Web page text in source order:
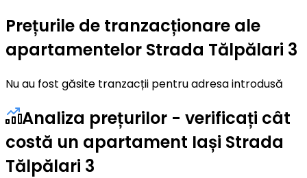
Prețurile de tranzacționare ale
apartamentelor Strada Tălpălari 3
Nu au fost găsite tranzacții pentru adresa introdusă
Analiza prețurilor - verificați cât
costă un apartament Iași Strada
Tălpălari 3